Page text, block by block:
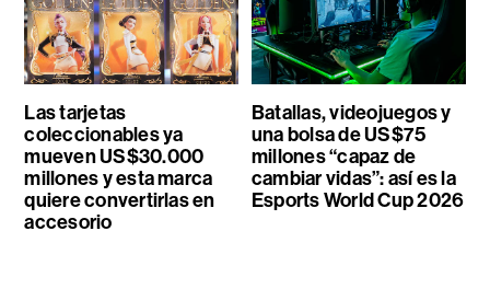
Las tarjetas
coleccionables ya
mueven US$30.000
millones y esta marca
quiere convertirlas en
accesorio
Batallas, videojuegos y
una bolsa de US$75
millones “capaz de
cambiar vidas”: así es la
Esports World Cup 2026